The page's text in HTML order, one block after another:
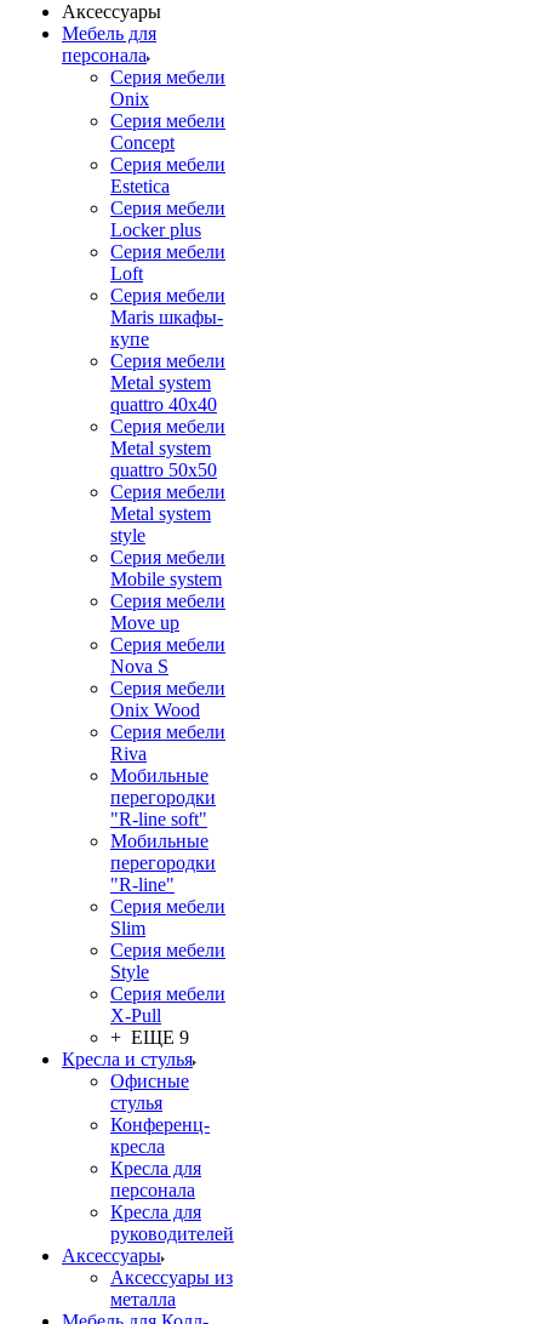
Аксессуары
Мебель для
персонала
Серия мебели
Onix
Серия мебели
Concept
Серия мебели
Estetica
Серия мебели
Locker plus
Серия мебели
Loft
Серия мебели
Maris шкафы-
купе
Серия мебели
Metal system
quattro 40x40
Серия мебели
Metal system
quattro 50x50
Серия мебели
Metal system
style
Серия мебели
Mobile system
Серия мебели
Move up
Серия мебели
Nova S
Серия мебели
Onix Wood
Серия мебели
Riva
Мобильные
перегородки
"R-line soft"
Мобильные
перегородки
"R-line"
Серия мебели
Slim
Серия мебели
Style
Серия мебели
X-Pull
+ ЕЩЕ 9
Кресла и стулья
Офисные
стулья
Конференц-
кресла
Кресла для
персонала
Кресла для
руководителей
Аксессуары
Аксессуары из
металла